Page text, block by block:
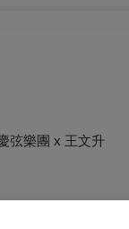
弦樂團 x 王文升